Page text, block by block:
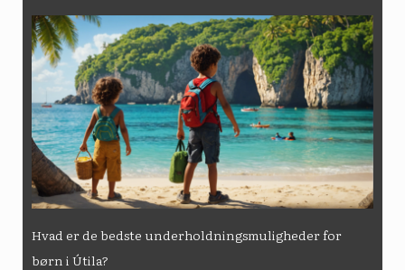
Hvad er de bedste underholdningsmuligheder for
børn i Útila?